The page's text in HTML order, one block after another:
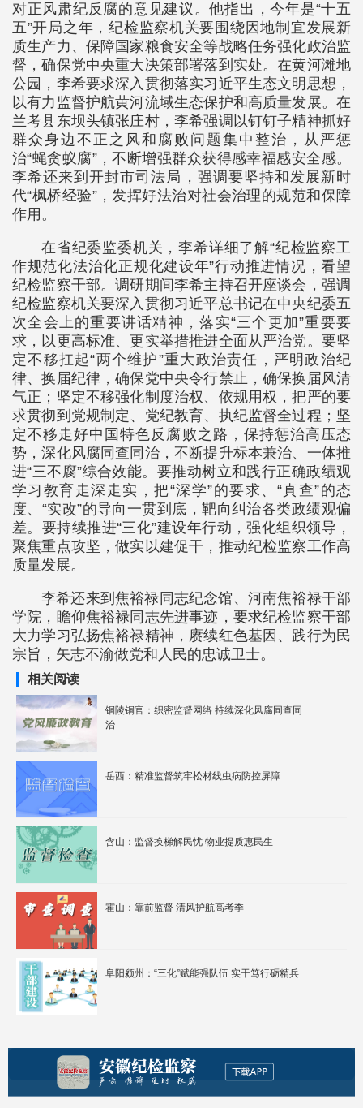
对正风肃纪反腐的意见建议。他指出，今年是“十五
五”开局之年，纪检监察机关要围绕因地制宜发展新
质生产力、保障国家粮食安全等战略任务强化政治监
督，确保党中央重大决策部署落到实处。在黄河滩地
公园，李希要求深入贯彻落实习近平生态文明思想，
以有力监督护航黄河流域生态保护和高质量发展。在
兰考县东坝头镇张庄村，李希强调以钉钉子精神抓好
群众身边不正之风和腐败问题集中整治，从严惩
治“蝇贪蚁腐”，不断增强群众获得感幸福感安全感。
李希还来到开封市司法局，强调要坚持和发展新时
代“枫桥经验”，发挥好法治对社会治理的规范和保障
作用。
在省纪委监委机关，李希详细了解“纪检监察工
作规范化法治化正规化建设年”行动推进情况，看望
纪检监察干部。调研期间李希主持召开座谈会，强调
纪检监察机关要深入贯彻习近平总书记在中央纪委五
次全会上的重要讲话精神，落实“三个更加”重要要
求，以更高标准、更实举措推进全面从严治党。要坚
定不移扛起“两个维护”重大政治责任，严明政治纪
律、换届纪律，确保党中央令行禁止，确保换届风清
气正；坚定不移强化制度治权、依规用权，把严的要
求贯彻到党规制定、党纪教育、执纪监督全过程；坚
定不移走好中国特色反腐败之路，保持惩治高压态
势，深化风腐同查同治，不断提升标本兼治、一体推
进“三不腐”综合效能。要推动树立和践行正确政绩观
学习教育走深走实，把“深学”的要求、“真查”的态
度、“实改”的导向一贯到底，靶向纠治各类政绩观偏
差。要持续推进“三化”建设年行动，强化组织领导，
聚焦重点攻坚，做实以建促干，推动纪检监察工作高
质量发展。
李希还来到焦裕禄同志纪念馆、河南焦裕禄干部
学院，瞻仰焦裕禄同志先进事迹，要求纪检监察干部
大力学习弘扬焦裕禄精神，赓续红色基因、践行为民
宗旨，矢志不渝做党和人民的忠诚卫士。
相关阅读
铜陵铜官：织密监督网络 持续深化风腐同查同
治
岳西：精准监督筑牢松材线虫病防控屏障
含山：监督换梯解民忧 物业提质惠民生
霍山：靠前监督 清风护航高考季
阜阳颍州：“三化”赋能强队伍 实干笃行砺精兵